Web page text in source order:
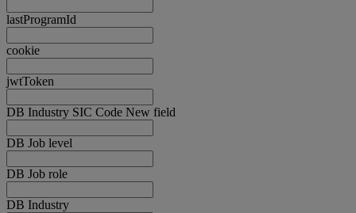
lastProgramId
cookie
jwtToken
DB Industry SIC Code New field
DB Job level
DB Job role
DB Industry